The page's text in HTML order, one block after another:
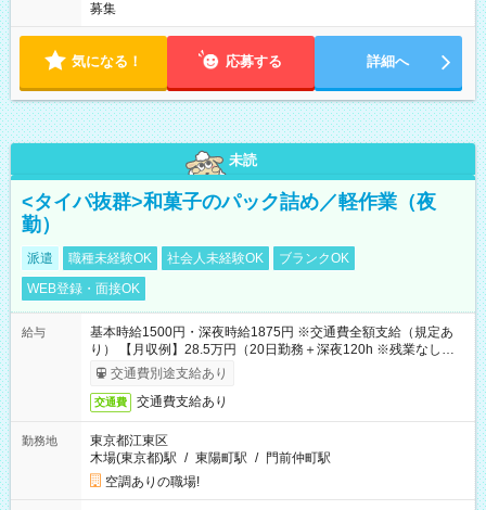
募集
気になる！ 応募する 詳細へ
未読
<タイパ抜群>和菓子のパック詰め／軽作業（夜
勤）
派遣 職種未経験OK 社会人未経験OK
ブランクOK
WEB登録・面接OK
給与
基本時給1500円・深夜時給1875円 ※交通費全額支給（規定あ
り） 【月収例】28.5万円（20日勤務＋深夜120h ※残業なしの場
合）交通費別途支給あり
交通費 交通費支給あり
勤務地
東京都江東区
木場(東京都)駅 / 東陽町駅 / 門前仲町駅
空調ありの職場!